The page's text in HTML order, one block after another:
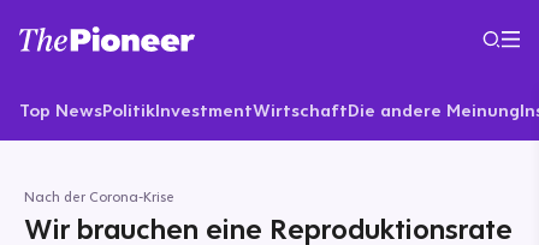
Top NewsPolitikInvestmentWirtschaftDie andere Meinung
Nach der Corona-Krise
Wir brauchen eine Reproduktionsrate